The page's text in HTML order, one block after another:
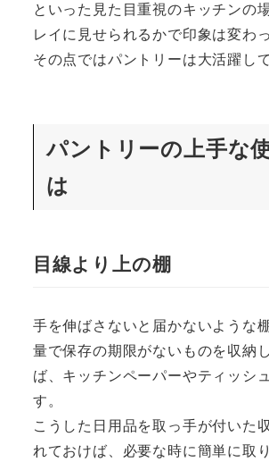
といった見た目重視のキッチンの
レイに見せられるかで印象は変わ
その点ではパントリーは大活躍し
パントリーの上手な
は
目線より上の棚
手を伸ばさないと届かないような
量で保存の期限がないものを収納
ば、キッチンペーパーやティッシ
す。
こうした日用品を取っ手が付いた
れておけば、必要な時に簡単に取